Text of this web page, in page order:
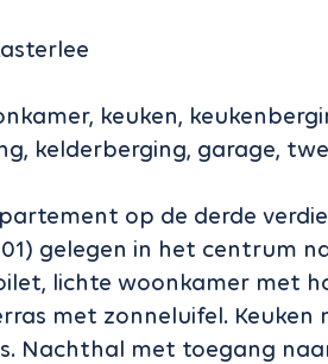
keuken,
kelderberging, garage,
op de derde
gelegen in het centrum
lichte woonkamer met
met zonneluifel. Keuken
Nachthal met toegang